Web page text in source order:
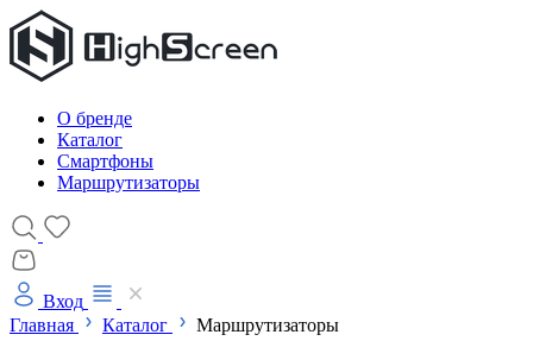
О бренде
Каталог
Смартфоны
Маршрутизаторы
Вход
Главная
Каталог Маршрутизаторы